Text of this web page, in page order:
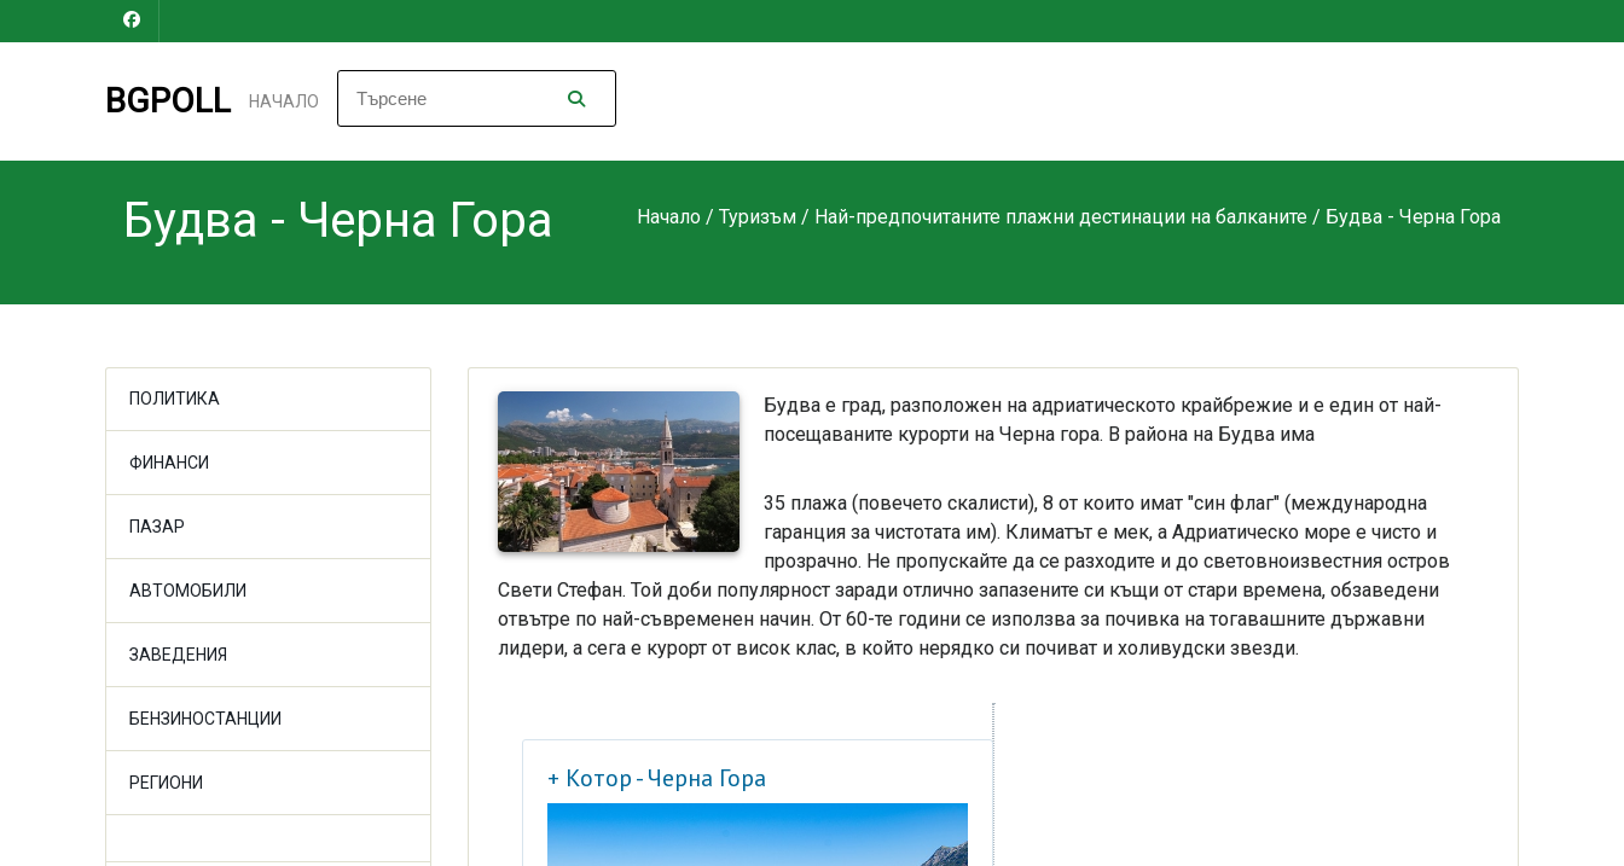
BGPOLL НАЧАЛО
Будва - Черна Гора Начало / Туризъм / Най-предпочитаните плажни дестинации на балканите / Будва - Черна Гора
ПОЛИТИКА
ФИНАНСИ
ПАЗАР
АВТОМОБИЛИ
ЗАВЕДЕНИЯ
БЕНЗИНОСТАНЦИИ
РЕГИОНИ
Будва е град, разположен на адриатическото крайбрежие и е един от най-
посещаваните курорти на Черна гора. В района на Будва има
35 плажа (повечето скалисти), 8 от които имат "син флаг" (международна
гаранция за чистотата им). Климатът е мек, а Адриатическо море е чисто и
прозрачно. Не пропускайте да се разходите и до световноизвестния остров
Свети Стефан. Той доби популярност заради отлично запазените си къщи от стари времена, обзаведени
отвътре по най-съвременен начин. От 60-те години се използва за почивка на тогавашните държавни
лидери, а сега е курорт от висок клас, в който нерядко си почиват и холивудски звезди.
+ Котор - Черна Гора